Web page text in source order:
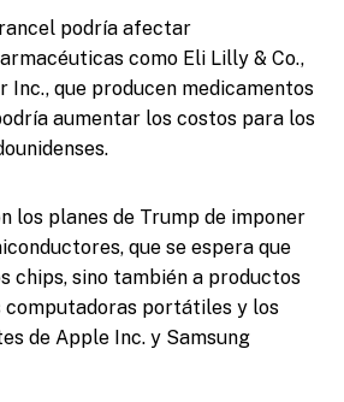
podría afectar
como Eli Lilly & Co.,
Inc., que producen medicamentos
aumentar los costos para los
los planes de Trump de imponer
que se espera que
chips, sino también a productos
computadoras portátiles y los
de Apple Inc. y Samsung